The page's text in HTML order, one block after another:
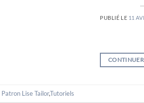
PUBLIÉ LE 11
Patron Lise Tailor,Tutoriels